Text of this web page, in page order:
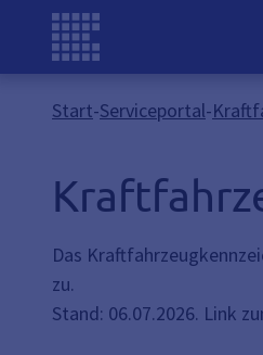
Start-Serviceportal-
Das
zu.
Stand: 06.07.2026. Link